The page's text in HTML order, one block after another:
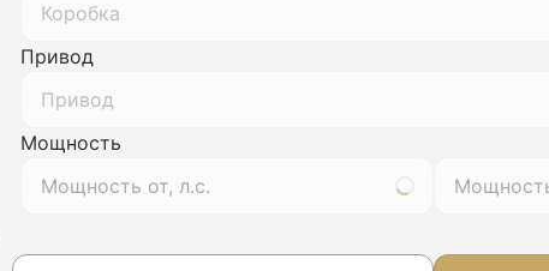
Коробка
Привод
Привод
Мощность